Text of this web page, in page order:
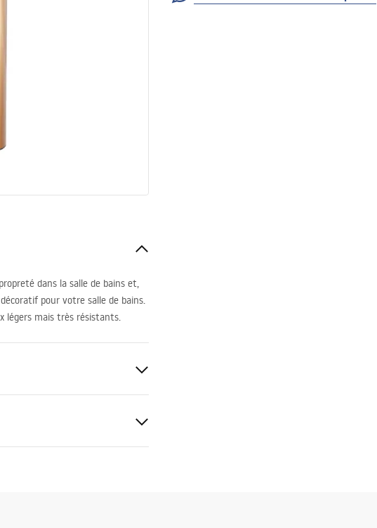
dans la salle de bains et,
pour votre salle de bains.
légers mais très résistants.